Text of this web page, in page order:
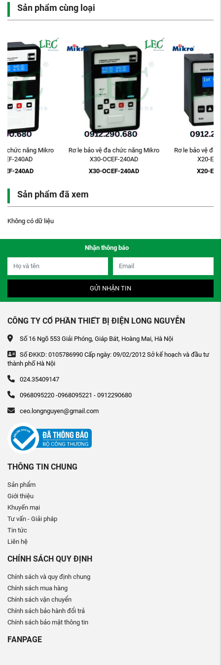
Sản phẩm cùng loại
Rơ le bảo vệ đa chức năng Mikro
X30-OCEF-240AD
Rơ le bảo vệ đa chức năng Mikro
Sản phẩm đã xem
Không có dữ liệu
Nhận thông báo
GỬI NHẬN TIN
CÔNG TY CỔ PHẦN THIẾT BỊ ĐIỆN LONG NGUYỄN
Số 16 Ngõ 553 Giải Phóng, Giáp Bát, Hoàng Mai, Hà Nội
Số ĐKKD: 0105786990 Cấp ngày: 09/02/2012 Sở kế hoạch và đầu tư
thành phố Hà Nội
024.35409147
0968095220 -0968095221 - 0912290680
ceo.longnguyen@gmail.com
THÔNG TIN CHUNG
Sản phẩm
Giới thiệu
Khuyến mại
Tư vấn - Giải pháp
Tin tức
Liên hệ
CHÍNH SÁCH QUY ĐỊNH
Chính sách và quy định chung
Chính sách mua hàng
Chính sách vận chuyển
Chính sách bảo hành đổi trả
Chính sách bảo mật thông tin
FANPAGE